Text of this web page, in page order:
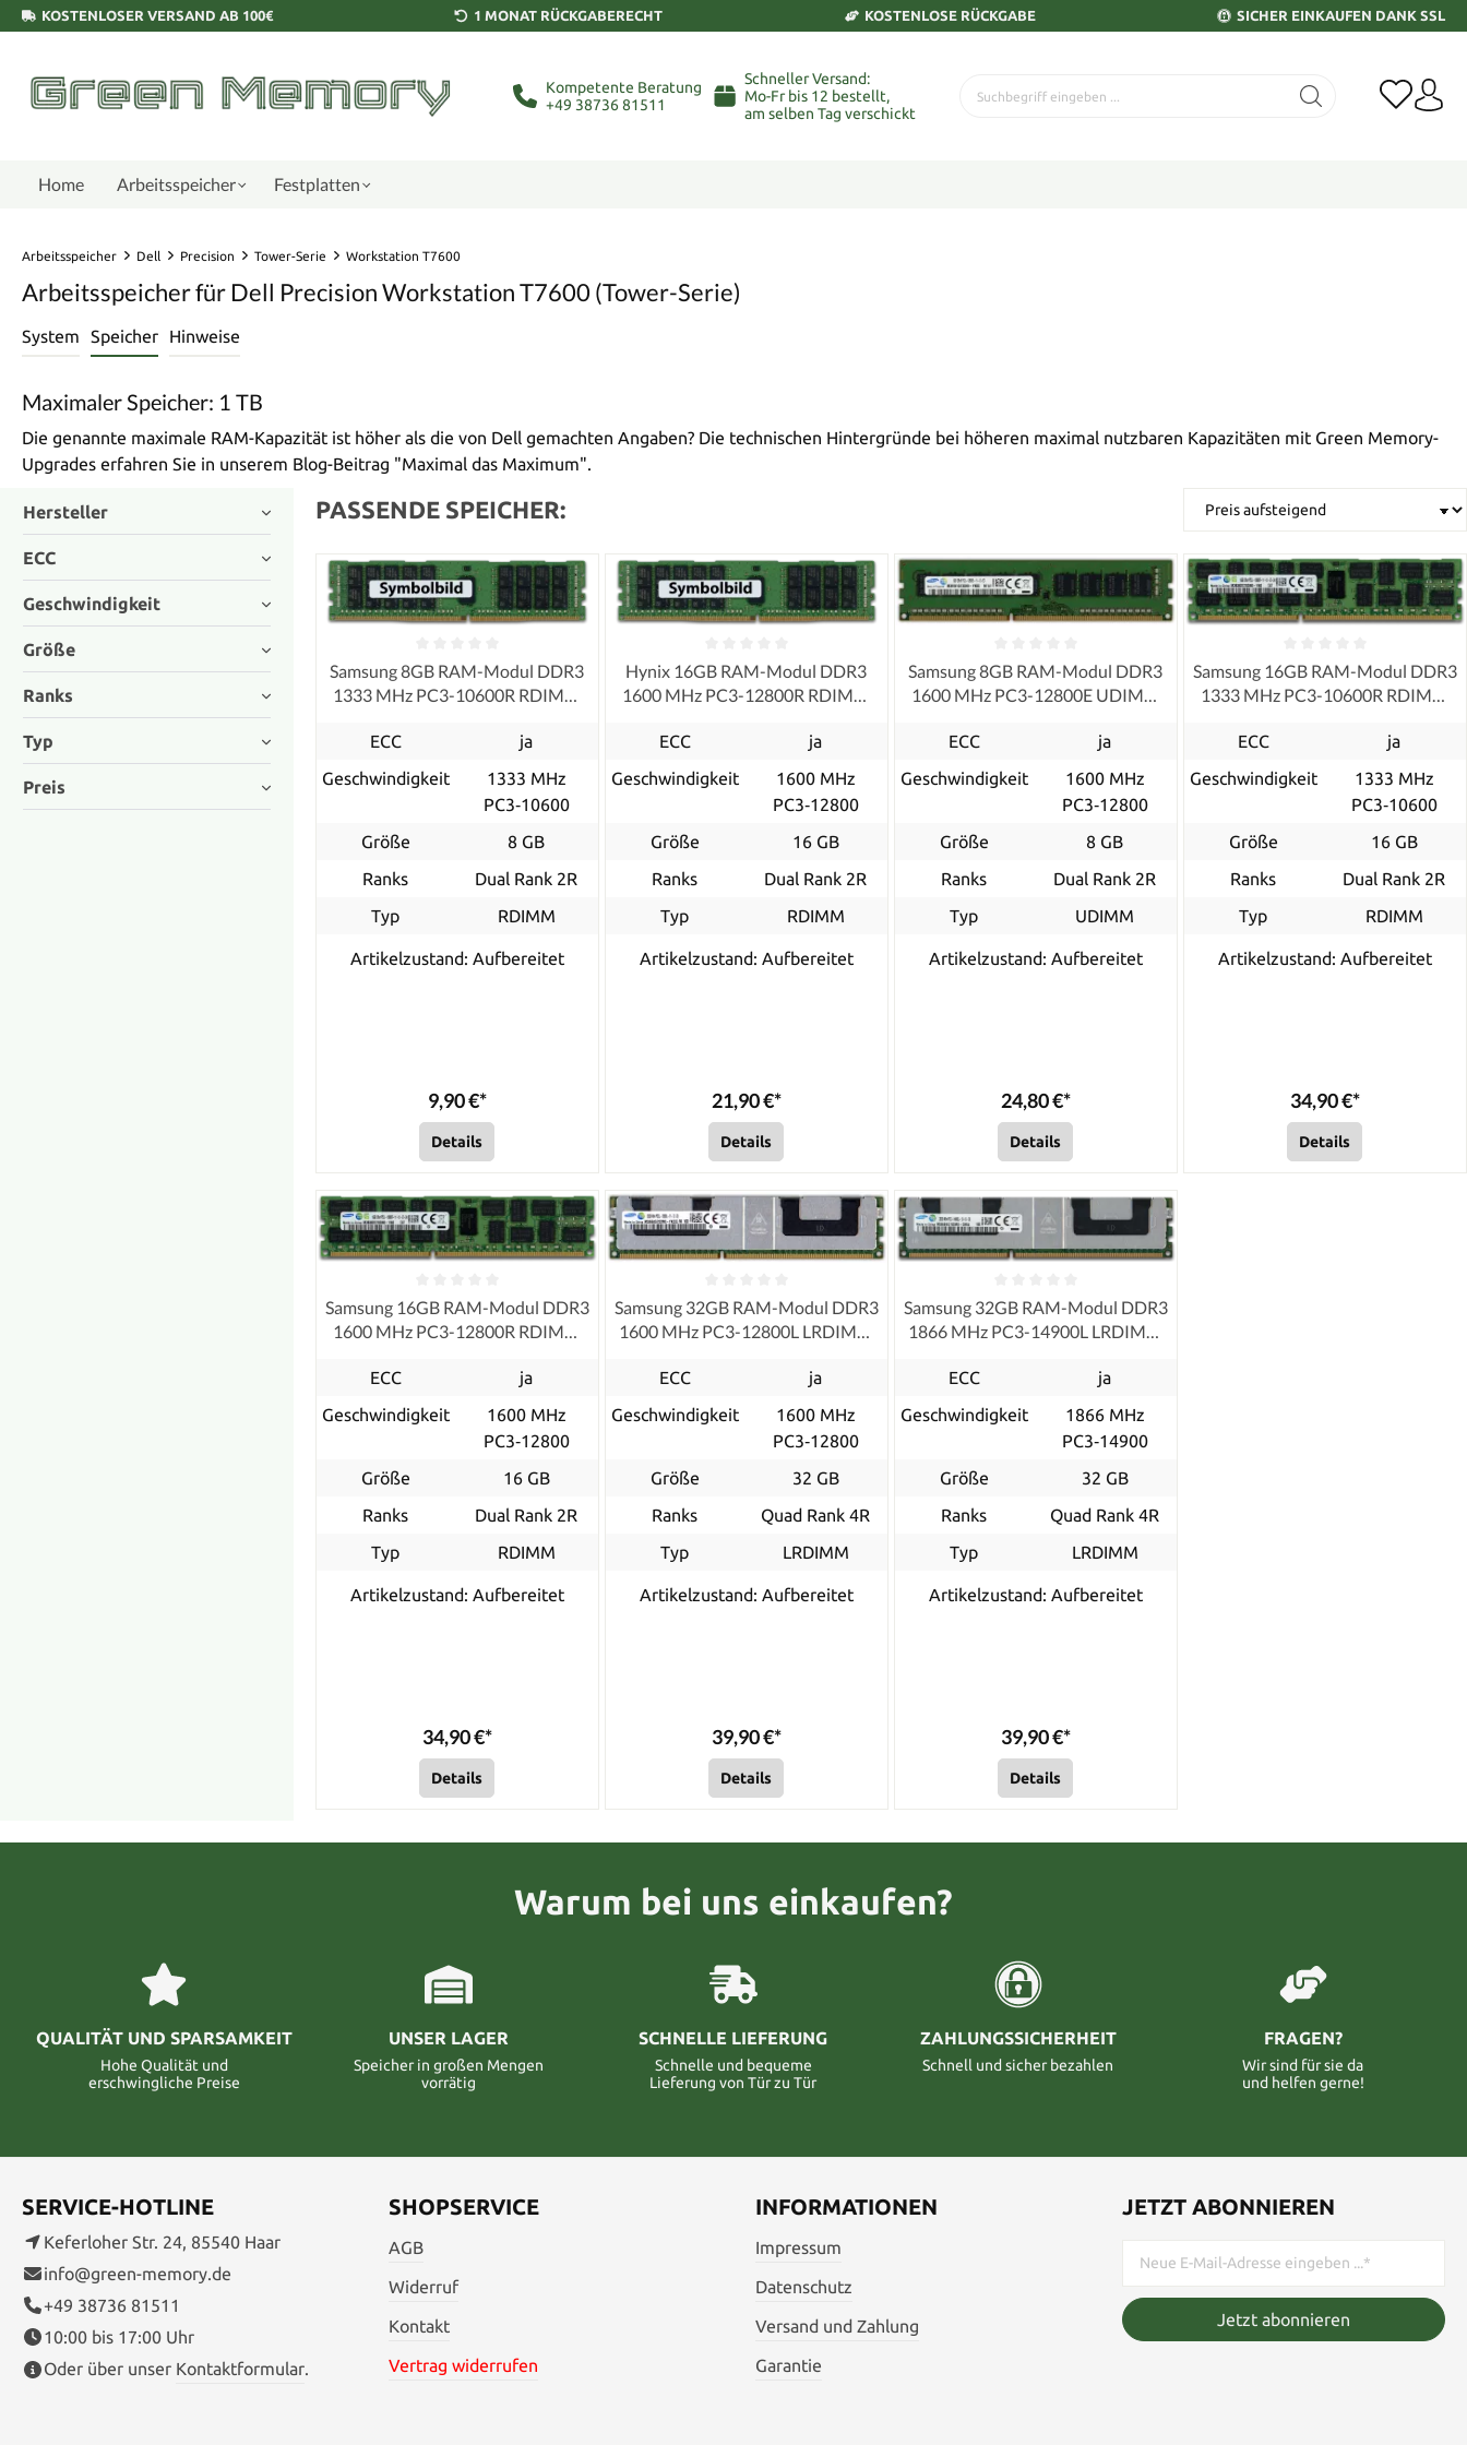
KOSTENLOSER VERSAND AB 100€ 1 MONAT RÜCKGABERECHT KOSTENLOSE RÜCKGABE SICHER EINKAUFEN DANK SSL
Kompetente Beratung
+49 38736 81511
Schneller Versand:
Mo-Fr bis 12 bestellt,
am selben Tag verschickt
Home Arbeitsspeicher Festplatten
Arbeitsspeicher Dell Precision Tower-Serie Workstation T7600
Arbeitsspeicher für Dell Precision Workstation T7600 (Tower-Serie)
System Speicher Hinweise
Maximaler Speicher: 1 TB
Die genannte maximale RAM-Kapazität ist höher als die von Dell gemachten Angaben? Die technischen Hintergründe bei höheren maximal nutzbaren Kapazitäten mit Green Memory-
Upgrades erfahren Sie in unserem Blog-Beitrag "Maximal das Maximum".
Hersteller
ECC
Geschwindigkeit
Größe
Ranks
Typ
Preis
PASSENDE SPEICHER:
Samsung 8GB RAM-Modul DDR3
1333 MHz PC3-10600R RDIMM
ECC
ja
Geschwindigkeit
1333 MHz
PC3‑10600
Größe
8 GB
Ranks
Dual Rank 2R
Typ
RDIMM
Artikelzustand: Aufbereitet
9,90 €*
Details
Hynix 16GB RAM-Modul DDR3
1600 MHz PC3-12800R RDIMM
ECC
ja
Geschwindigkeit
1600 MHz
PC3‑12800
Größe
16 GB
Ranks
Dual Rank 2R
Typ
RDIMM
Artikelzustand: Aufbereitet
21,90 €*
Details
Samsung 8GB RAM-Modul DDR3
1600 MHz PC3-12800E UDIMM
ECC
ja
Geschwindigkeit
1600 MHz
PC3‑12800
Größe
8 GB
Ranks
Dual Rank 2R
Typ
UDIMM
Artikelzustand: Aufbereitet
24,80 €*
Details
Samsung 16GB RAM-Modul DDR3
1333 MHz PC3-10600R RDIMM
ECC
ja
Geschwindigkeit
1333 MHz
PC3‑10600
Größe
16 GB
Ranks
Dual Rank 2R
Typ
RDIMM
Artikelzustand: Aufbereitet
34,90 €*
Details
Samsung 16GB RAM-Modul DDR3
1600 MHz PC3-12800R RDIMM
ECC
ja
Geschwindigkeit
1600 MHz
PC3‑12800
Größe
16 GB
Ranks
Dual Rank 2R
Typ
RDIMM
Artikelzustand: Aufbereitet
34,90 €*
Details
Samsung 32GB RAM-Modul DDR3
1600 MHz PC3-12800L LRDIMM
ECC
ja
Geschwindigkeit
1600 MHz
PC3‑12800
Größe
32 GB
Ranks
Quad Rank 4R
Typ
LRDIMM
Artikelzustand: Aufbereitet
39,90 €*
Details
Samsung 32GB RAM-Modul DDR3
1866 MHz PC3-14900L LRDIMM
ECC
ja
Geschwindigkeit
1866 MHz
PC3‑14900
Größe
32 GB
Ranks
Quad Rank 4R
Typ
LRDIMM
Artikelzustand: Aufbereitet
39,90 €*
Details
Warum bei uns einkaufen?
QUALITÄT UND SPARSAMKEIT
Hohe Qualität und
erschwingliche Preise
UNSER LAGER
Speicher in großen Mengen
vorrätig
SCHNELLE LIEFERUNG
Schnelle und bequeme
Lieferung von Tür zu Tür
ZAHLUNGSSICHERHEIT
Schnell und sicher bezahlen
FRAGEN?
Wir sind für sie da
und helfen gerne!
SERVICE-HOTLINE
Keferloher Str. 24, 85540 Haar
info@green-memory.de
+49 38736 81511
10:00 bis 17:00 Uhr
Oder über unser Kontaktformular.
SHOPSERVICE
AGB
Widerruf
Kontakt
Vertrag widerrufen
INFORMATIONEN
Impressum
Datenschutz
Versand und Zahlung
Garantie
JETZT ABONNIEREN
Jetzt abonnieren